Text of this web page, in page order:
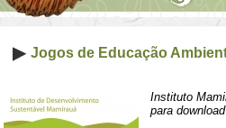
Jogos de Educação
Instituto
para download